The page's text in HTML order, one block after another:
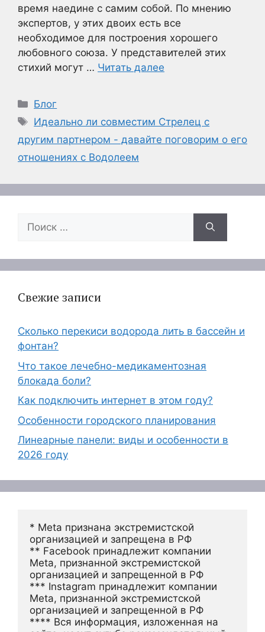
время наедине с самим собой. По мнению
экспертов, у этих двоих есть все
необходимое для построения хорошего
любовного союза. У представителей этих
стихий могут … Читать далее
Рубрики
Блог
Метки
Идеально ли совместим Стрелец с
другим партнером - давайте поговорим о его
отношениях с Водолеем
Поиск:
Свежие записи
Сколько перекиси водорода лить в бассейн и
фонтан?
Что такое лечебно-медикаментозная
блокада боли?
Как подключить интернет в этом году?
Особенности городского планирования
Линеарные панели: виды и особенности в
2026 году
* Meta признана экстремистской
организацией и запрещена в РФ
** Facebook принадлежит компании
Meta, признанной экстремистской
организацией и запрещенной в РФ
*** Instagram принадлежит компании
Meta, признанной экстремистской
организацией и запрещенной в РФ
**** Вся информация, изложенная на